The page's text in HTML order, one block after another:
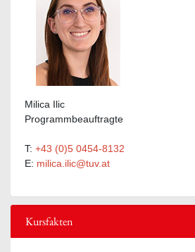
Milica Ilic
Programmbeauftragte
T: +43 (0)5 0454-8132
E: milica.ilic@tuv.at
Kursfakten